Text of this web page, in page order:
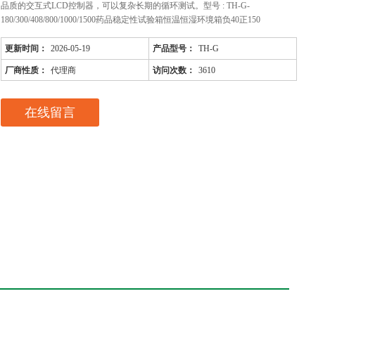
品质的交互式LCD控制器，可以复杂长期的循环测试。型号 : TH-G-
180/300/408/800/1000/1500药品稳定性试验箱恒温恒湿环境箱负40正150
更新时间： 2026-05-19 产品型号： TH-G
厂商性质： 代理商 访问次数： 3610
在线留言